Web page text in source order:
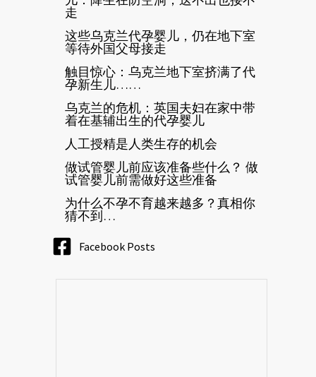
走
这些乌克兰代孕婴儿，仍在地下室
等待外国父母接走
触目惊心：乌克兰地下室挤满了代
孕新生儿……
乌克兰的危机：英国夫妇在家中带
着在基辅出生的代孕婴儿
人工授精是人类生存的机会
做试管婴儿前应该准备些什么？ 做
试管婴儿前需做好这些准备
为什么不孕不育越来越多？真相你
猜不到…
Facebook Posts